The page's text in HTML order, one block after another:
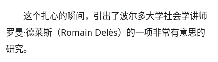
这个扎心的瞬间，引出了波尔多大学社会学讲师
罗曼·德莱斯（Romain Delès）的一项非常有意思的
研究。